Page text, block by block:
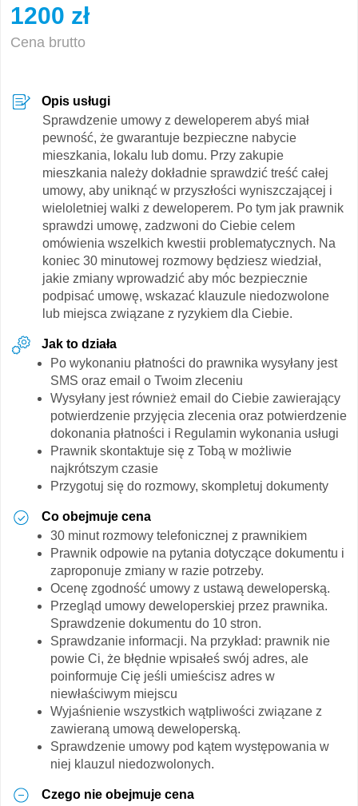
1200 zł
Cena brutto
Opis usługi
Sprawdzenie umowy z deweloperem abyś miał
pewność, że gwarantuje bezpieczne nabycie
mieszkania, lokalu lub domu. Przy zakupie
mieszkania należy dokładnie sprawdzić treść całej
umowy, aby uniknąć w przyszłości wyniszczającej i
wieloletniej walki z deweloperem. Po tym jak prawnik
sprawdzi umowę, zadzwoni do Ciebie celem
omówienia wszelkich kwestii problematycznych. Na
koniec 30 minutowej rozmowy będziesz wiedział,
jakie zmiany wprowadzić aby móc bezpiecznie
podpisać umowę, wskazać klauzule niedozwolone
lub miejsca związane z ryzykiem dla Ciebie.
Jak to działa
Po wykonaniu płatności do prawnika wysyłany jest
SMS oraz email o Twoim zleceniu
Wysyłany jest również email do Ciebie zawierający
potwierdzenie przyjęcia zlecenia oraz potwierdzenie
dokonania płatności i Regulamin wykonania usługi
Prawnik skontaktuje się z Tobą w możliwie
najkrótszym czasie
Przygotuj się do rozmowy, skompletuj dokumenty
Co obejmuje cena
30 minut rozmowy telefonicznej z prawnikiem
Prawnik odpowie na pytania dotyczące dokumentu i
zaproponuje zmiany w razie potrzeby.
Ocenę zgodność umowy z ustawą deweloperską.
Przegląd umowy deweloperskiej przez prawnika.
Sprawdzenie dokumentu do 10 stron.
Sprawdzanie informacji. Na przykład: prawnik nie
powie Ci, że błędnie wpisałeś swój adres, ale
poinformuje Cię jeśli umieścisz adres w
niewłaściwym miejscu
Wyjaśnienie wszystkich wątpliwości związane z
zawieraną umową deweloperską.
Sprawdzenie umowy pod kątem występowania w
niej klauzul niedozwolonych.
Czego nie obejmuje cena